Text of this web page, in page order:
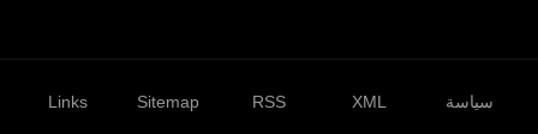
Links Sitemap RSS XML سياسة